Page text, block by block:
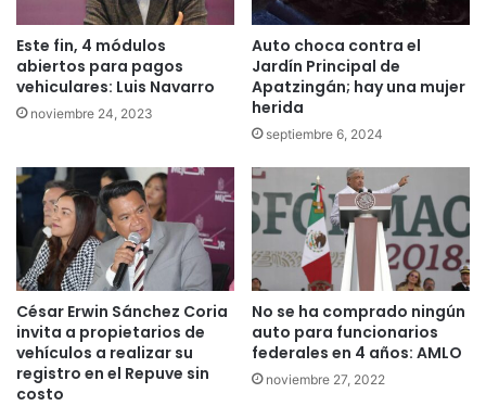
Este fin, 4 módulos
abiertos para pagos
vehiculares: Luis Navarro
noviembre 24, 2023
Auto choca contra el
Jardín Principal de
Apatzingán; hay una mujer
herida
septiembre 6, 2024
César Erwin Sánchez Coria
invita a propietarios de
vehículos a realizar su
registro en el Repuve sin
costo
No se ha comprado ningún
auto para funcionarios
federales en 4 años: AMLO
noviembre 27, 2022